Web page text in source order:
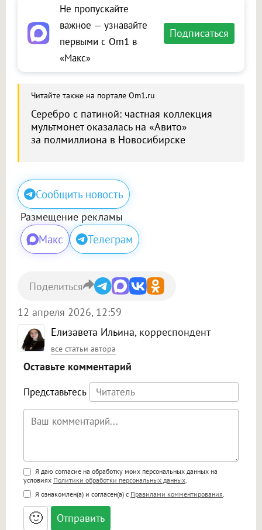
Не пропускайте
важное — узнавайте
первыми с Om1 в
«Макс»
Подписаться
Читайте также на портале Om1.ru
Серебро с патиной: частная коллекция
мультмонет оказалась на «Авито»
за полмиллиона в Новосибирске
Сообщить новость
Размещение рекламы
Макс Телеграм
Елизавета Ильина, корреспондент
все статьи автора
12 апреля 2026, 12:59
Поделиться
Оставьте комментарий
Представьтесь
Поддержка HTML
<b>, <strong>, <u>, <i>, <em>, <s>, <big>,
<small>, <sup>, <sub>, <pre>, <ul>, <ol>, <li>,
<blockquote>, <code> экранирует HTML,
адреса URL автоматически становятся
Я даю согласие на обработку моих персональных данных на
условиях Политики обработки персональных данных
Я ознакомлен(а) и согласен(а) с Правилами комментирования
🙂